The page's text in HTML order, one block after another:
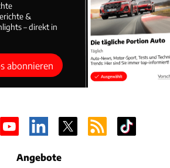
&
– direkt in
abonnieren
Angebote